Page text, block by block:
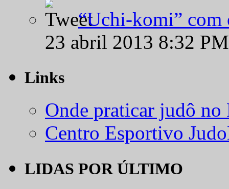
“Uchi-komi” com
23 abril 2013 8:32
Links
Onde praticar judô
Centro Esportivo
LIDAS POR ÚLTIMO